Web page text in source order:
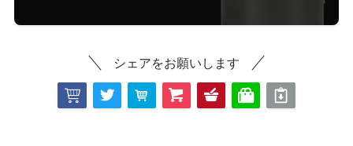
シェアをお願いします